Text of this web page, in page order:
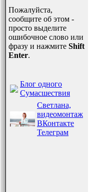
Пожалуйста,
сообщите об этом -
просто выделите
ошибочное слово или
фразу и нажмите Shift
Enter.
Блог одного
Сумасшествия
Светлана,
видеомонтаж
ВКонтакте
Телеграм